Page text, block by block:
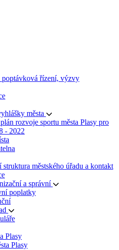
poptávková řízení, výzvy
města
rozvoje sportu města Plasy pro
- 2022
struktura městského úřadu a kontakt
a správní
poplatky
Plasy
Plasy